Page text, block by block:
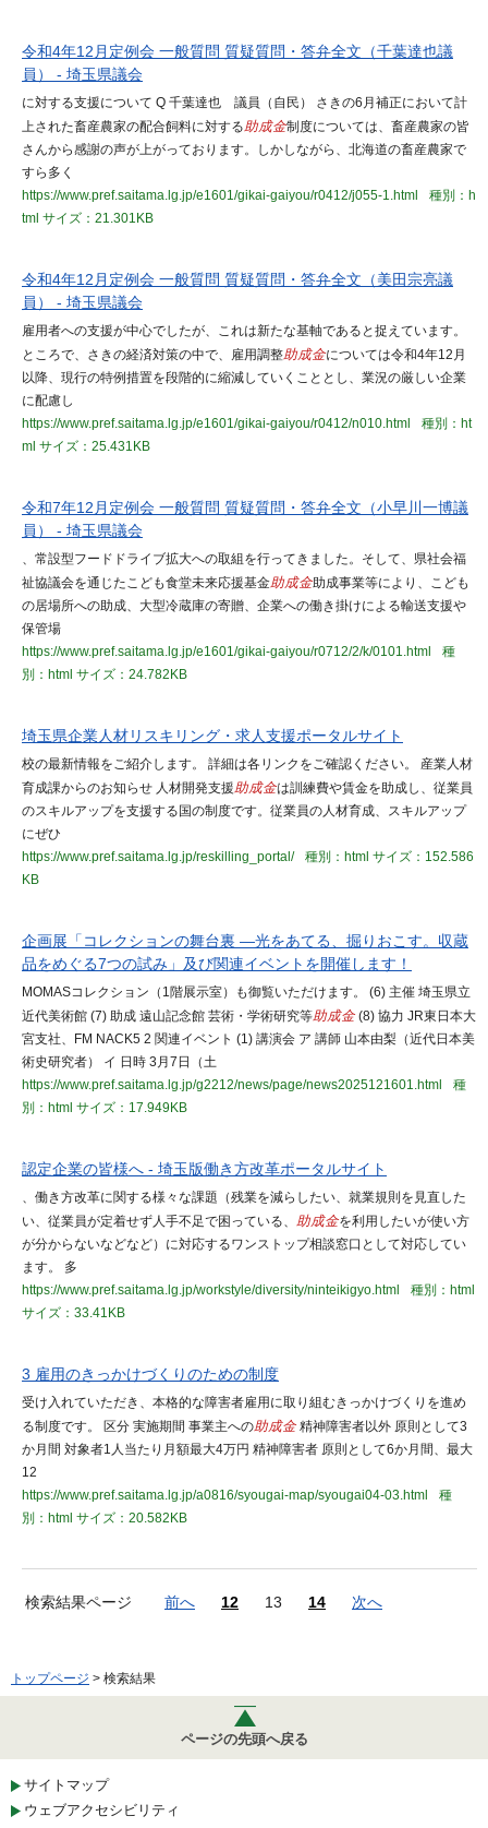
令和4年12月定例会 一般質問 質疑質問・答弁全文（千葉達也議
員） - 埼玉県議会
に対する支援について Q 千葉達也 議員（自民） さきの6月補正において計
上された畜産農家の配合飼料に対する助成金制度については、畜産農家の皆
さんから感謝の声が上がっております。しかしながら、北海道の畜産農家で
すら多く
https://www.pref.saitama.lg.jp/e1601/gikai-gaiyou/r0412/j055-1.html
種別：h
tml サイズ：21.301KB
令和4年12月定例会 一般質問 質疑質問・答弁全文（美田宗亮議
員） - 埼玉県議会
雇用者への支援が中心でしたが、これは新たな基軸であると捉えています。
ところで、さきの経済対策の中で、雇用調整助成金については令和4年12月
以降、現行の特例措置を段階的に縮減していくこととし、業況の厳しい企業
に配慮し
https://www.pref.saitama.lg.jp/e1601/gikai-gaiyou/r0412/n010.html
種別：ht
ml サイズ：25.431KB
令和7年12月定例会 一般質問 質疑質問・答弁全文（小早川一博議
員） - 埼玉県議会
、常設型フードドライブ拡大への取組を行ってきました。そして、県社会福
祉協議会を通じたこども食堂未来応援基金助成金助成事業等により、こども
の居場所への助成、大型冷蔵庫の寄贈、企業への働き掛けによる輸送支援や
保管場
https://www.pref.saitama.lg.jp/e1601/gikai-gaiyou/r0712/2/k/0101.html
種
別：html サイズ：24.782KB
埼玉県企業人材リスキリング・求人支援ポータルサイト
校の最新情報をご紹介します。 詳細は各リンクをご確認ください。 産業人材
育成課からのお知らせ 人材開発支援助成金は訓練費や賃金を助成し、従業員
のスキルアップを支援する国の制度です。従業員の人材育成、スキルアップ
にぜひ
https://www.pref.saitama.lg.jp/reskilling_portal/
種別：html サイズ：152.586
KB
企画展「コレクションの舞台裏 ―光をあてる、掘りおこす。収蔵
品をめぐる7つの試み」及び関連イベントを開催します！
MOMASコレクション（1階展示室）も御覧いただけます。 (6) 主催 埼玉県立
近代美術館 (7) 助成 遠山記念館 芸術・学術研究等助成金 (8) 協力 JR東日本大
宮支社、FM NACK5 2 関連イベント (1) 講演会 ア 講師 山本由梨（近代日本美
術史研究者） イ 日時 3月7日（土
https://www.pref.saitama.lg.jp/g2212/news/page/news2025121601.html
種
別：html サイズ：17.949KB
認定企業の皆様へ - 埼玉版働き方改革ポータルサイト
、働き方改革に関する様々な課題（残業を減らしたい、就業規則を見直した
い、従業員が定着せず人手不足で困っている、 助成金を利用したいが使い方
が分からないなどなど）に対応するワンストップ相談窓口として対応してい
ます。 多
https://www.pref.saitama.lg.jp/workstyle/diversity/ninteikigyo.html
種別：html
サイズ：33.41KB
3 雇用のきっかけづくりのための制度
受け入れていただき、本格的な障害者雇用に取り組むきっかけづくりを進め
る制度です。 区分 実施期間 事業主への助成金 精神障害者以外 原則として3
か月間 対象者1人当たり月額最大4万円 精神障害者 原則として6か月間、最大
12
https://www.pref.saitama.lg.jp/a0816/syougai-map/syougai04-03.html
種
別：html サイズ：20.582KB
検索結果ページ 前へ 12 13 14 次へ
トップページ > 検索結果
ページの先頭へ戻る
サイトマップ
ウェブアクセシビリティ